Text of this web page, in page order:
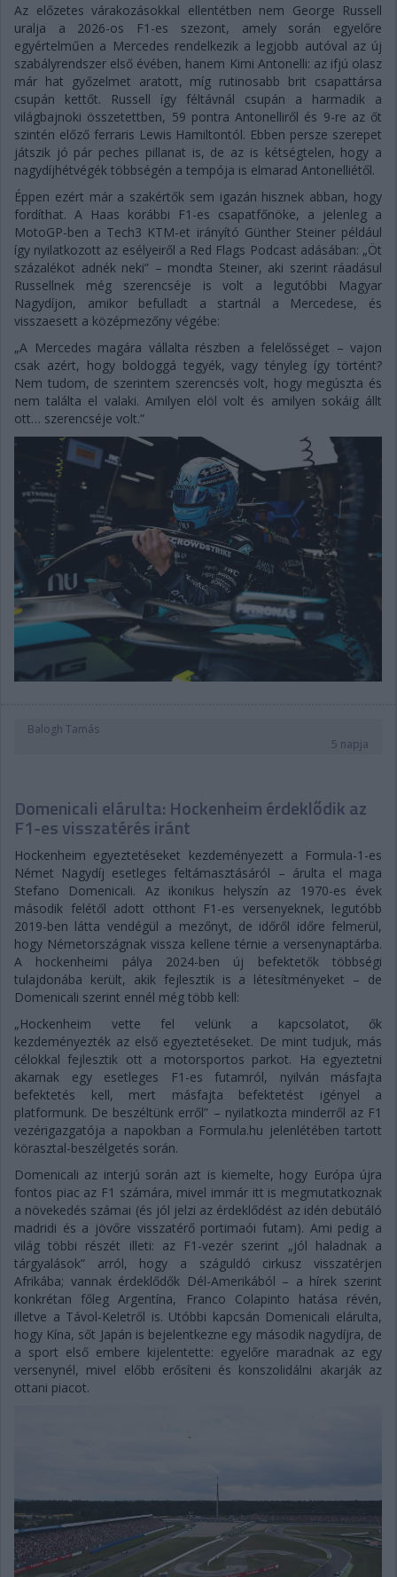
Az előzetes várakozásokkal ellentétben nem George Russell
uralja a 2026-os F1-es szezont, amely során egyelőre
egyértelműen a Mercedes rendelkezik a legjobb autóval az új
szabályrendszer első évében, hanem Kimi Antonelli: az ifjú olasz
már hat győzelmet aratott, míg rutinosabb brit csapattársa
csupán kettőt. Russell így féltávnál csupán a harmadik a
világbajnoki összetettben, 59 pontra Antonelliről és 9-re az őt
szintén előző ferraris Lewis Hamiltontól. Ebben persze szerepet
játszik jó pár peches pillanat is, de az is kétségtelen, hogy a
nagydíjhétvégék többségén a tempója is elmarad Antonelliétől.
Éppen ezért már a szakértők sem igazán hisznek abban, hogy
fordíthat. A Haas korábbi F1-es csapatfőnöke, a jelenleg a
MotoGP-ben a Tech3 KTM-et irányító Günther Steiner például
így nyilatkozott az esélyeiről a Red Flags Podcast adásában: „Öt
százalékot adnék neki” – mondta Steiner, aki szerint ráadásul
Russellnek még szerencséje is volt a legutóbbi Magyar
Nagydíjon, amikor befulladt a startnál a Mercedese, és
visszaesett a középmezőny végébe:
„A Mercedes magára vállalta részben a felelősséget – vajon
csak azért, hogy boldoggá tegyék, vagy tényleg így történt?
Nem tudom, de szerintem szerencsés volt, hogy megúszta és
nem találta el valaki. Amilyen elöl volt és amilyen sokáig állt
ott… szerencséje volt.”
Balogh Tamás
5 napja
Domenicali elárulta: Hockenheim érdeklődik az
F1-es visszatérés iránt
Hockenheim egyeztetéseket kezdeményezett a Formula-1-es
Német Nagydíj esetleges feltámasztásáról – árulta el maga
Stefano Domenicali. Az ikonikus helyszín az 1970-es évek
második felétől adott otthont F1-es versenyeknek, legutóbb
2019-ben látta vendégül a mezőnyt, de időről időre felmerül,
hogy Németországnak vissza kellene térnie a versenynaptárba.
A hockenheimi pálya 2024-ben új befektetők többségi
tulajdonába került, akik fejlesztik is a létesítményeket – de
Domenicali szerint ennél még több kell:
„Hockenheim vette fel velünk a kapcsolatot, ők
kezdeményezték az első egyeztetéseket. De mint tudjuk, más
célokkal fejlesztik ott a motorsportos parkot. Ha egyeztetni
akarnak egy esetleges F1-es futamról, nyilván másfajta
befektetés kell, mert másfajta befektetést igényel a
platformunk. De beszéltünk erről” – nyilatkozta minderről az F1
vezérigazgatója a napokban a Formula.hu jelenlétében tartott
körasztal-beszélgetés során.
Domenicali az interjú során azt is kiemelte, hogy Európa újra
fontos piac az F1 számára, mivel immár itt is megmutatkoznak
a növekedés számai (és jól jelzi az érdeklődést az idén debütáló
madridi és a jövőre visszatérő portimaói futam). Ami pedig a
világ többi részét illeti: az F1-vezér szerint „jól haladnak a
tárgyalások” arról, hogy a száguldó cirkusz visszatérjen
Afrikába; vannak érdeklődők Dél-Amerikából – a hírek szerint
konkrétan főleg Argentína, Franco Colapinto hatása révén,
illetve a Távol-Keletről is. Utóbbi kapcsán Domenicali elárulta,
hogy Kína, sőt Japán is bejelentkezne egy második nagydíjra, de
a sport első embere kijelentette: egyelőre maradnak az egy
versenynél, mivel előbb erősíteni és konszolidálni akarják az
ottani piacot.